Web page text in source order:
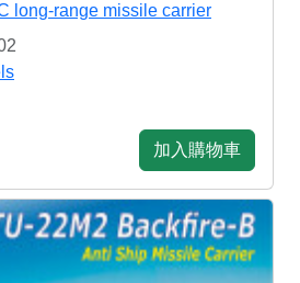
long-range missile carrier
加入購物車